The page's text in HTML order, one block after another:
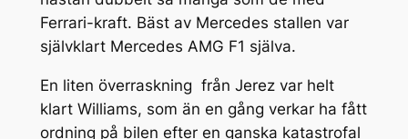
Ferrari-kraft. Bäst av Mercedes stallen var
självklart Mercedes AMG F1 själva.
En liten överraskning från Jerez var helt
klart Williams, som än en gång verkar ha fått
ordning på bilen efter en ganska katastrofal